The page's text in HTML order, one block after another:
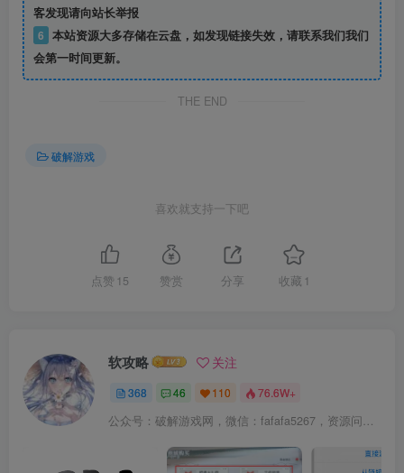
客发现请向站长举报
6 本站资源大多存储在云盘，如发现链接失效，请联系我们我们
会第一时间更新。
THE END
破解游戏
喜欢就支持一下吧
点赞 15 赞赏 分享 收藏 1
软攻略 关注
368 46 110 76.6W+
公众号：破解游戏网，微信：fafafa5267，资源问题可以公众号留言或者这里留言，抽空看到回复